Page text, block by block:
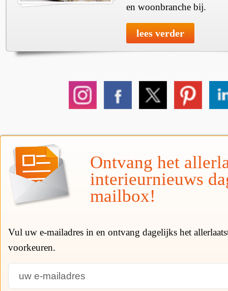
en woonbranche bij.
lees verder
Ontvang het
interieurnieuws
mailbox!
Vul uw e-mailadres in en ontvang dagelijks het
voorkeuren.